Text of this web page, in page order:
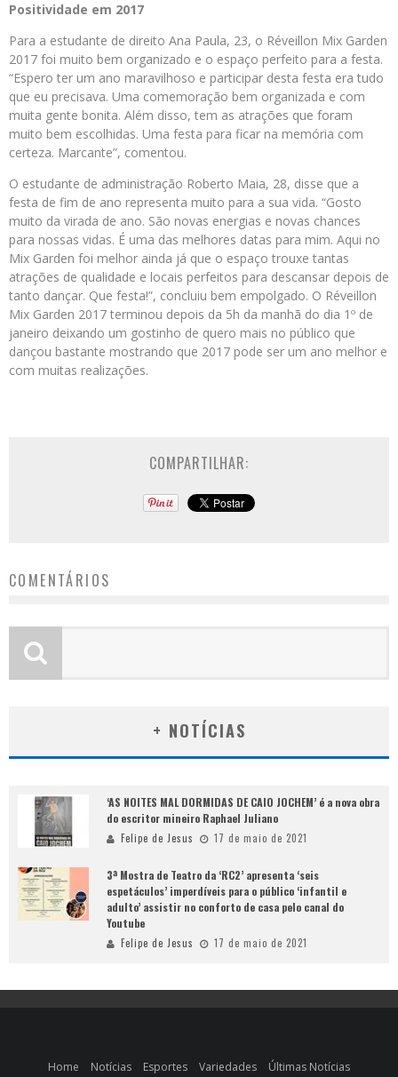
Positividade em 2017
Para a estudante de direito Ana Paula, 23, o Réveillon Mix Garden
2017 foi muito bem organizado e o espaço perfeito para a festa.
“Espero ter um ano maravilhoso e participar desta festa era tudo
que eu precisava. Uma comemoração bem organizada e com
muita gente bonita. Além disso, tem as atrações que foram
muito bem escolhidas. Uma festa para ficar na memória com
certeza. Marcante”, comentou.
O estudante de administração Roberto Maia, 28, disse que a
festa de fim de ano representa muito para a sua vida. “Gosto
muito da virada de ano. São novas energias e novas chances
para nossas vidas. É uma das melhores datas para mim. Aqui no
Mix Garden foi melhor ainda já que o espaço trouxe tantas
atrações de qualidade e locais perfeitos para descansar depois de
tanto dançar. Que festa!”, concluiu bem empolgado. O Réveillon
Mix Garden 2017 terminou depois da 5h da manhã do dia 1º de
janeiro deixando um gostinho de quero mais no público que
dançou bastante mostrando que 2017 pode ser um ano melhor e
com muitas realizações.
COMPARTILHAR:
COMENTÁRIOS
+ NOTÍCIAS
‘AS NOITES MAL DORMIDAS DE CAIO JOCHEM’ é a nova obra
do escritor mineiro Raphael Juliano
Felipe de Jesus 17 de maio de 2021
3ª Mostra de Teatro da ‘RC2’ apresenta ‘seis
espetáculos’ imperdíveis para o público ‘infantil e
adulto’ assistir no conforto de casa pelo canal do
Youtube
Felipe de Jesus 17 de maio de 2021
Home Notícias Esportes Variedades Últimas Notícias